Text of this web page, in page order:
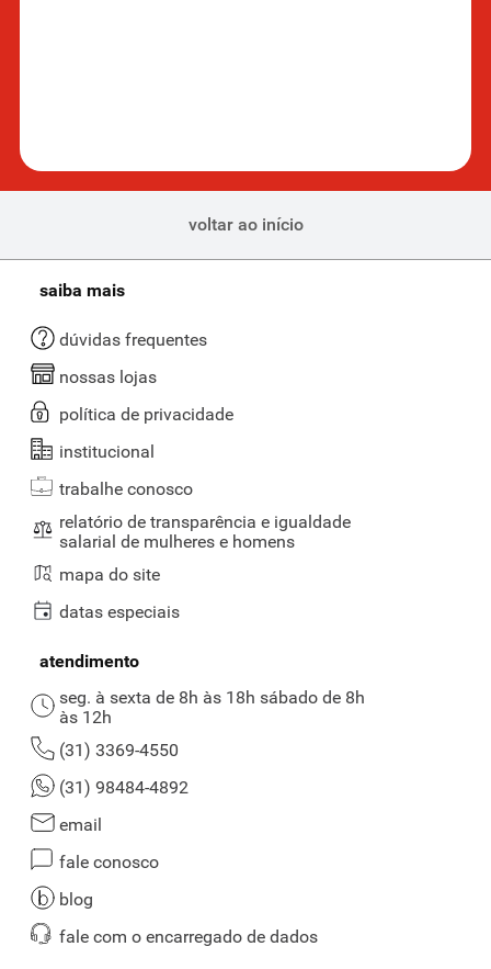
voltar ao início
saiba mais
dúvidas frequentes
nossas lojas
política de privacidade
institucional
trabalhe conosco
relatório de transparência e igualdade
salarial de mulheres e homens
mapa do site
datas especiais
atendimento
seg. à sexta de 8h às 18h sábado de 8h
às 12h
(31) 3369-4550
(31) 98484-4892
email
fale conosco
blog
fale com o encarregado de dados